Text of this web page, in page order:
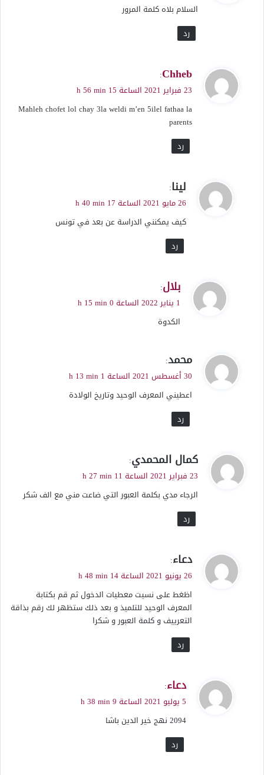
ل
السلام بلاه كلمة المرور
رد
ي
ق
ل
Chheb
:
23 فبراير 2021 الساعة 15 h 56 min
Mahleh chofet lol chay 3la weldi m’en 5ilel fathaa la
parents
رد
ي
ق
ل
لينا:
26 مايو 2021 الساعة 17 h 40 min
كيف يمكنني الدراسة عن بعد في تونس
رد
ي
ق
ل
بلال:
1 يناير 2022 الساعة 0 h 15 min
الكدوة
ي
ق
ل
محمد:
30 أغسطس 2021 الساعة 1 h 13 min
اعطيني المعرف الوحيد وتاريخ الولادة
رد
ي
ق
ل
كمال المحمدي:
23 فبراير 2021 الساعة 11 h 27 min
الرجاء مدي بكلمة العبور التي ضاعت مني مع الف شكر
رد
ي
ق
ل
دعاء:
26 يونيو 2021 الساعة 14 h 48 min
اظغط على نسيت معطيات الدخول ثم قم بكتابة
المعرف الوحيد للتلميذ و بعد ذلك ستظهر لك رقم بذاقة
التعرييف و كلمة العبور و شكرا
رد
ي
ق
ل
دعاء:
5 يوليو 2021 الساعة 9 h 38 min
2094 نهج خير الدين باشا
رد